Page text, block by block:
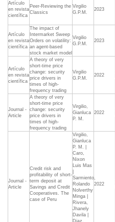
Artículo
en revista
científica
Peer-Reviewing the
Classics
Virgilio
G.P.M.
2023
Artículo
en revista
científica
The impact of
Intermarket Sweep
Orders on volatility:
an agent-based
stock market model
Virgilio
G.P.M.
2023
Artículo
en revista
científica
A theory of very
short-time price
change: security
price drivers in
times of high-
frequency trading
Virgilio
G.P.M.
2022
Journal -
Article
A theory of very
short-time price
change: security
price drivers in
times of high-
frequency trading
Virgilio,
Gianluca
P. M.
2022
Journal -
Article
Credit risk and
profitability of short-
term deposit at
Savings and Credit
Cooperatives. The
case of Peru
Virgilio,
Gianluca
P. M. |
Caro,
Nixon
Luis Mas
Sarmiento,
Rolando
Nolverthy
Minga |
Rivera,
Jhanely
Davila |
Diaz,
2022